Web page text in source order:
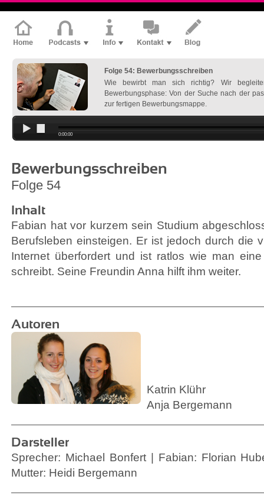
Folge 54: Bewerbungsschreiben
Wie bewirbt man sich richtig? Wir
Bewerbungsphase: Von der Suche nach der
zur fertigen Bewerbungsmappe.
0:00:00
Bewerbungsschreiben
Folge 54
Inhalt
Fabian hat vor kurzem sein Studium
Berufsleben einsteigen. Er ist jedoch durch die
Internet überfordert und ist ratlos wie man
schreibt. Seine Freundin Anna hilft ihm weiter.
Autoren
Katrin Klühr
Anja Bergemann
Darsteller
Sprecher: Michael Bonfert | Fabian: Florian
Mutter: Heidi Bergemann